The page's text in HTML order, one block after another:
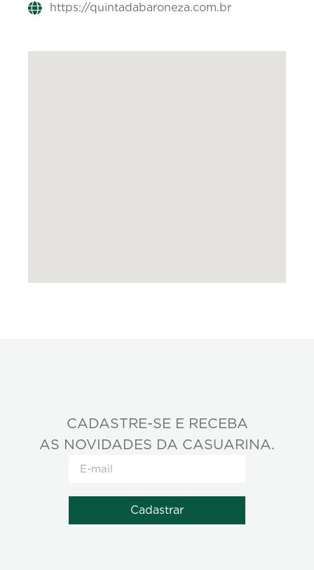
https://quintadabaroneza.com.br
CADASTRE-SE E RECEBA
AS NOVIDADES DA CASUARINA.
Cadastrar